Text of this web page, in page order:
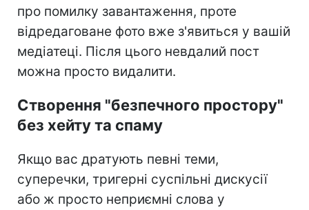
про помилку завантаження, проте
відредаговане фото вже з'явиться у вашій
медіатеці. Після цього невдалий пост
можна просто видалити.
Створення "безпечного простору"
без хейту та спаму
Якщо вас дратують певні теми,
суперечки, тригерні суспільні дискусії
або ж просто неприємні слова у